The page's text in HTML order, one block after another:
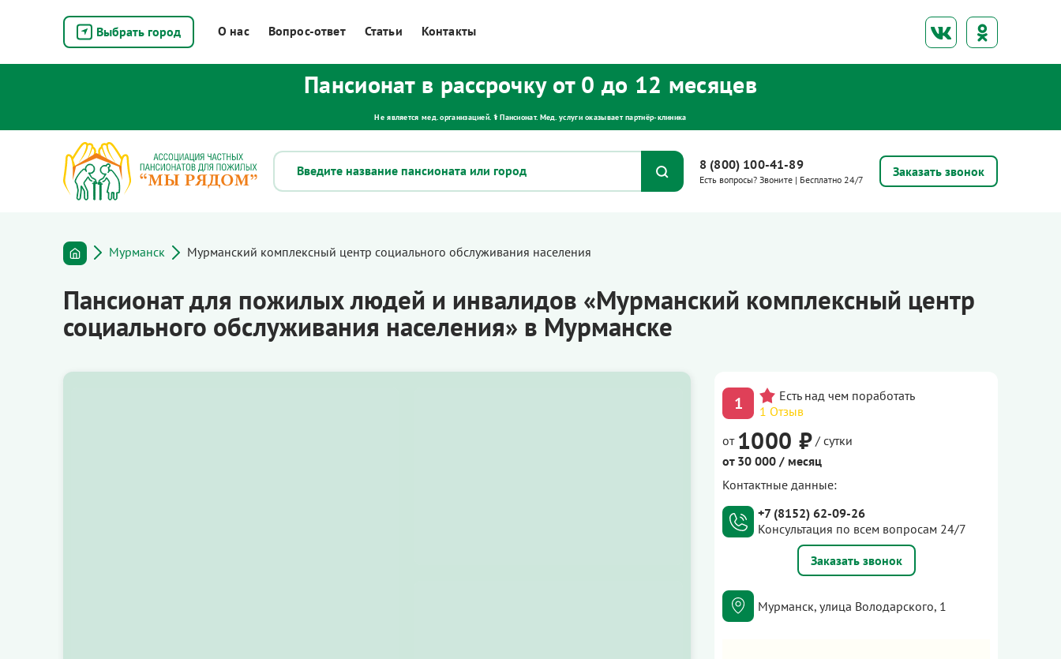
Выбрать город О нас Вопрос-ответ Статьи Контакты
Пансионат в рассрочку от 0 до 12 месяцев
Не является мед. организацией. ⚕ Пансионат. Мед. услуги оказывает партнёр‑клиника
8 (800) 100-41-89
Есть вопросы? Звоните | Бесплатно 24/7
Заказать звонок
Мурманск Мурманский комплексный центр социального обслуживания населения
Пансионат для пожилых людей и инвалидов «Мурманский комплексный центр
социального обслуживания населения» в Мурманске
1
1 Отзыв
от 1000 ₽/ сутки
от 30 000 / месяц
Контактные данные:
+7 (8152) 62-09-26
Консультация по всем вопросам 24/7
Заказать звонок
Мурманск, улица Володарского, 1